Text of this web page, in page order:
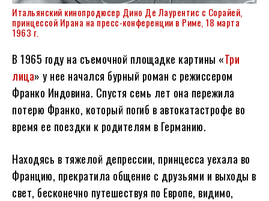
Итальянский кинопродюсер Дино Де Лаурентис с Сорайей,
принцессой Ирана на пресс-конференции в Риме, 18 марта
1963 г.
В 1965 году на съемочной площадке картины «Три
лица» у нее начался бурный роман с режиссером
Франко Индовина. Спустя семь лет она пережила
потерю Франко, который погиб в автокатастрофе во
время ее поездки к родителям в Германию.
Находясь в тяжелой депрессии, принцесса уехала во
Францию, прекратила общение с друзьями и выходы в
свет, бесконечно путешествуя по Европе, видимо,